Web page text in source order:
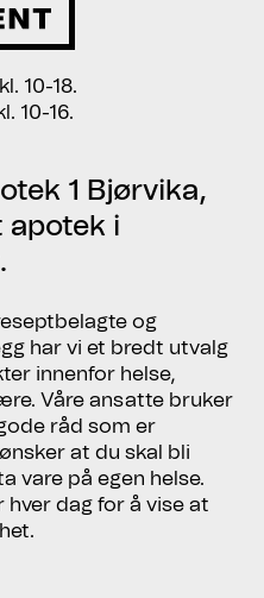
10-18.
10-16.
1 Bjørvika,
apotek i
og
har vi et bredt utvalg
innenfor helse,
Våre ansatte bruker
råd som er
at du skal bli
vare på egen helse.
dag for å vise at